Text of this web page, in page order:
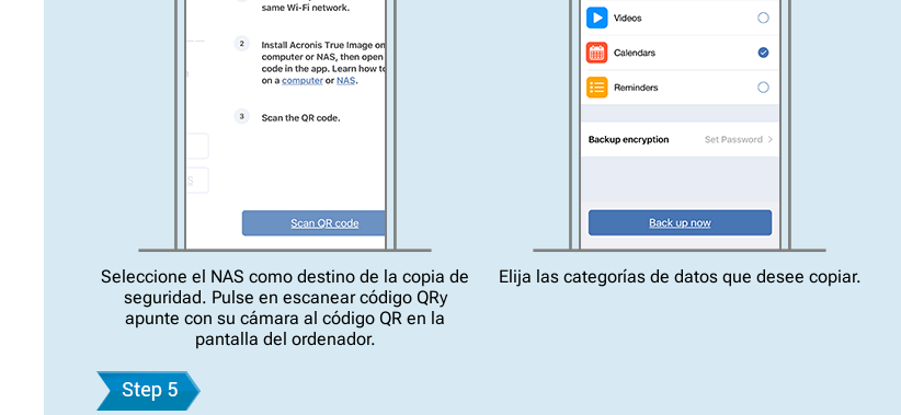
Seleccione el NAS como destino de la copia de
seguridad. Pulse en escanear código QRy
apunte con su cámara al código QR en la
pantalla del ordenador.
Elija las categorías de datos que desee copiar.